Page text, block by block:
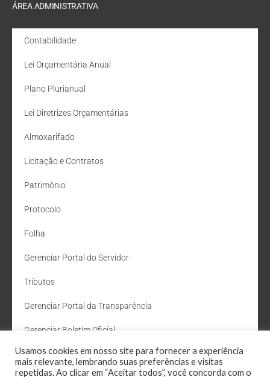
ÁREA ADMINISTRATIVA
Contabilidade
Lei Orçamentária Anual
Plano Plurianual
Lei Diretrizes Orçamentárias
Almoxarifado
Licitação e Contratos
Patrimônio
Protocolo
Folha
Gerenciar Portal do Servidor
Tributos
Gerenciar Portal da Transparência
Gerenciar Boletim Oficial
Departamento de Água e Esgoto
Usamos cookies em nosso site para fornecer a experiência
mais relevante, lembrando suas preferências e visitas
repetidas. Ao clicar em “Aceitar todos”, você concorda com o